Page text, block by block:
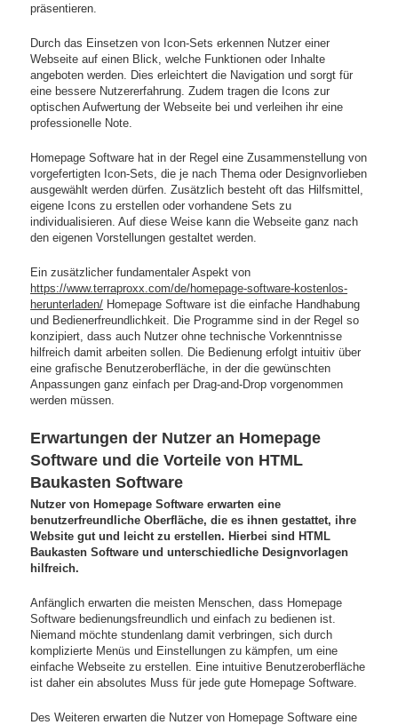
präsentieren.
Durch das Einsetzen von Icon-Sets erkennen Nutzer einer
Webseite auf einen Blick, welche Funktionen oder Inhalte
angeboten werden. Dies erleichtert die Navigation und sorgt für
eine bessere Nutzererfahrung. Zudem tragen die Icons zur
optischen Aufwertung der Webseite bei und verleihen ihr eine
professionelle Note.
Homepage Software hat in der Regel eine Zusammenstellung von
vorgefertigten Icon-Sets, die je nach Thema oder Designvorlieben
ausgewählt werden dürfen. Zusätzlich besteht oft das Hilfsmittel,
eigene Icons zu erstellen oder vorhandene Sets zu
individualisieren. Auf diese Weise kann die Webseite ganz nach
den eigenen Vorstellungen gestaltet werden.
Ein zusätzlicher fundamentaler Aspekt von
https://www.terraproxx.com/de/homepage-software-kostenlos-
herunterladen/ Homepage Software ist die einfache Handhabung
und Bedienerfreundlichkeit. Die Programme sind in der Regel so
konzipiert, dass auch Nutzer ohne technische Vorkenntnisse
hilfreich damit arbeiten sollen. Die Bedienung erfolgt intuitiv über
eine grafische Benutzeroberfläche, in der die gewünschten
Anpassungen ganz einfach per Drag-and-Drop vorgenommen
werden müssen.
Erwartungen der Nutzer an Homepage
Software und die Vorteile von HTML
Baukasten Software
Nutzer von Homepage Software erwarten eine
benutzerfreundliche Oberfläche, die es ihnen gestattet, ihre
Website gut und leicht zu erstellen. Hierbei sind HTML
Baukasten Software und unterschiedliche Designvorlagen
hilfreich.
Anfänglich erwarten die meisten Menschen, dass Homepage
Software bedienungsfreundlich und einfach zu bedienen ist.
Niemand möchte stundenlang damit verbringen, sich durch
komplizierte Menüs und Einstellungen zu kämpfen, um eine
einfache Webseite zu erstellen. Eine intuitive Benutzeroberfläche
ist daher ein absolutes Muss für jede gute Homepage Software.
Des Weiteren erwarten die Nutzer von Homepage Software eine